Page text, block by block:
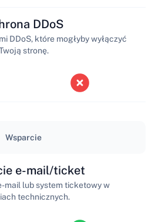
DDoS
DDoS, które mogłyby wyłączyć
stronę.
Wsparcie
e-mail/ticket
mail lub system ticketowy w
technicznych.